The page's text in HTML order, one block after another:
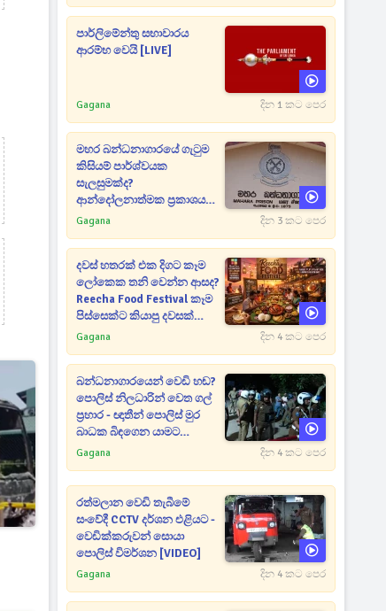
පාර්ලිමේන්තු සභාවාරය
ආරම්භ වෙයි [LIVE]
Gagana දින 1 කට පෙර
මහර බන්ධනාගාරයේ ගැටුම
කිසියම් පාර්ශ්වයක
සැලසුමක්ද?
ආන්දෝලනාත්මක ප්‍රකාශයක්
එළියට [VIDEO]
Gagana දින 3 කට පෙර
දවස් හතරක් එක දිගට කෑම
ලෝකෙක තනි වෙන්න ආසද?
Reecha Food Festival කෑම
පිස්සෙක්ට කියාපු දවසක්
මෙන්න
Gagana දින 4 කට පෙර
බන්ධනාගාරයෙන් වෙඩි හඬ?
පොලිස් නිලධාරින් වෙත ගල්
ප්‍රහාර - ඥාතීන් පොලිස් මුර
බාධක බිඳගෙන යාමට
උත්සාහයක [VIDEO]
Gagana දින 4 කට පෙර
රත්මලාන වෙඩි තැබීමේ
සංවේදී CCTV දර්ශන එළියට -
වෙඩික්කරුවන් සොයා
පොලිස් විමර්ශන [VIDEO]
Gagana දින 4 කට පෙර